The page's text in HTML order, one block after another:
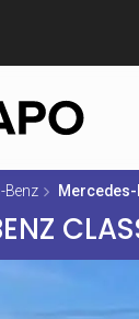
Benz Mercedes-